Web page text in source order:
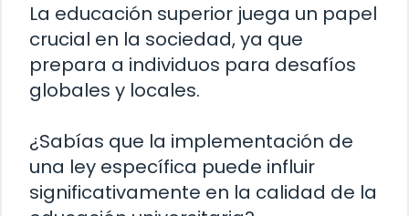
La educación superior juega un papel
crucial en la sociedad, ya que
prepara a individuos para desafíos
globales y locales.
¿Sabías que la implementación de
una ley específica puede influir
significativamente en la calidad de la